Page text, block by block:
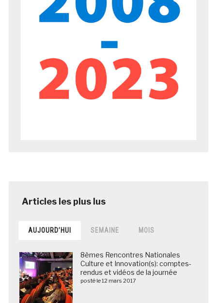
AUJOURD’HUI SEMAINE MOIS
8èmes Rencontres Nationales
Culture et Innovation(s): comptes-
rendus et vidéos de la journée
posté le 12 mars 2017